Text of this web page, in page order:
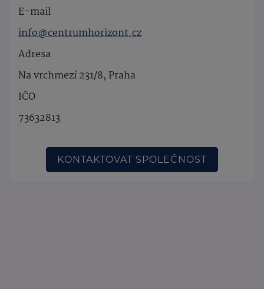
E-mail
info@centrumhorizont.cz
Adresa
Na vrchmezí 231/8, Praha
IČO
73632813
KONTAKTOVAT SPOLEČNOST